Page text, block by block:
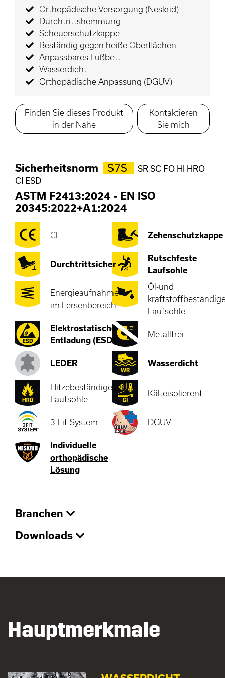
Orthopädische Versorgung (Neskrid)
Durchtrittshemmung
Scheuerschutzkappe
Beständig gegen heiße Oberflächen
Anpassbares Fußbett
Wasserdicht
Orthopädische Anpassung (DGUV)
Finden Sie dieses Produkt
in der Nähe
Kontaktieren
Sie mich
Sicherheitsnorm S7S
SR SC FO HI HRO
CI ESD
ASTM F2413:2024 - EN ISO
20345:2022+A1:2024
CE Zehenschutzkappe
Durchtrittsicher
Rutschfeste
Laufsohle
Energieaufnahme
im Fersenbereich
Öl-und
Laufsohle
Elektrostatische
Entladung (ESD)
Metallfrei
LEDER Wasserdicht
Hitzebeständige
Laufsohle
Kälteisolierent
3-Fit-System DGUV
Individuelle
orthopädische
Lösung
Branchen
Downloads
Hauptmerkmale